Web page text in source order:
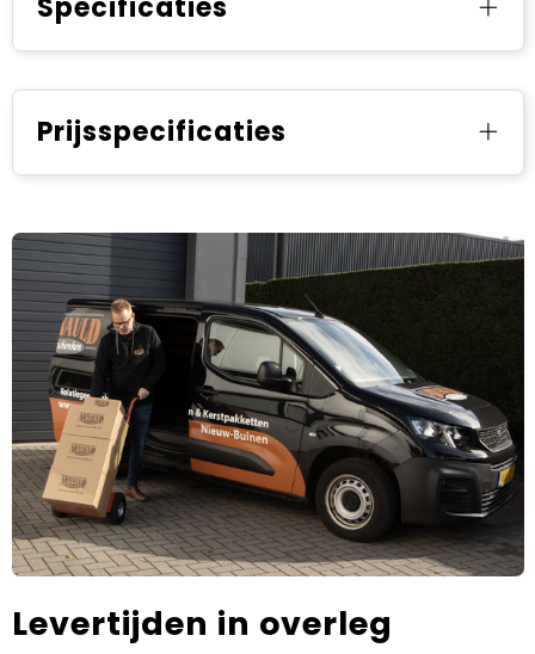
Specificaties
Prijsspecificaties
Levertijden in overleg